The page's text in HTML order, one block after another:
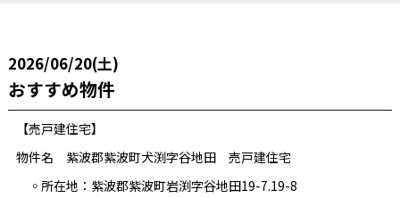
2026/06/20(土)
おすすめ物件
【売戸建住宅】
物件名 紫波郡紫波町犬渕字谷地田 売戸建住宅
◦所在地：紫波郡紫波町岩渕字谷地田19-7.19-8